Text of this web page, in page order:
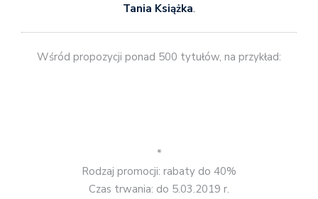
Tania Książka.
Wśród propozycji ponad 500 tytułów, na przykład:
*
Rodzaj promocji: rabaty do 40%
Czas trwania: do 5.03.2019 r.